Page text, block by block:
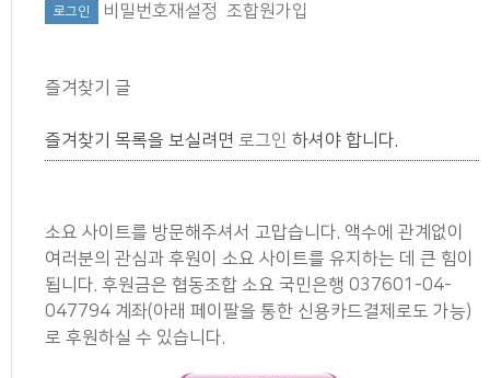
비밀번호재설정 조합원가입
즐겨찾기 글
즐겨찾기 목록을 보실려면 로그인 하셔야 합니다.
소요 사이트를 방문해주셔서 고맙습니다. 액수에 관계없이
여러분의 관심과 후원이 소요 사이트를 유지하는 데 큰 힘이
됩니다. 후원금은 협동조합 소요 국민은행 037601-04-
047794 계좌(아래 페이팔을 통한 신용카드결제로도 가능)
로 후원하실 수 있습니다.